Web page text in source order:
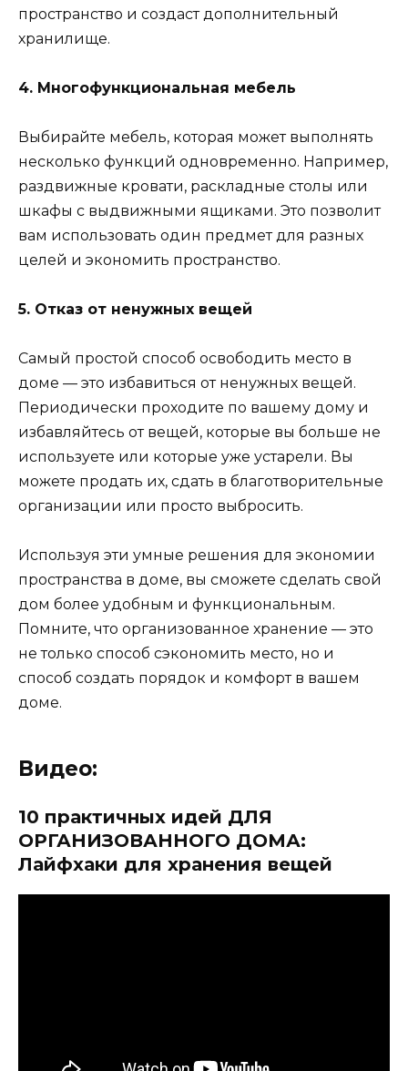
пространство и создаст дополнительный
хранилище.
4. Многофункциональная мебель
Выбирайте мебель, которая может выполнять
несколько функций одновременно. Например,
раздвижные кровати, раскладные столы или
шкафы с выдвижными ящиками. Это позволит
вам использовать один предмет для разных
целей и экономить пространство.
5. Отказ от ненужных вещей
Самый простой способ освободить место в
доме — это избавиться от ненужных вещей.
Периодически проходите по вашему дому и
избавляйтесь от вещей, которые вы больше не
используете или которые уже устарели. Вы
можете продать их, сдать в благотворительные
организации или просто выбросить.
Используя эти умные решения для экономии
пространства в доме, вы сможете сделать свой
дом более удобным и функциональным.
Помните, что организованное хранение — это
не только способ сэкономить место, но и
способ создать порядок и комфорт в вашем
доме.
Видео:
10 практичных идей ДЛЯ
ОРГАНИЗОВАННОГО ДОМА:
Лайфхаки для хранения вещей